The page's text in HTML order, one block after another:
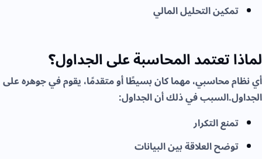
تمكين التحليل المالي
لماذا تعتمد المحاسبة على الجداول؟
أي نظام محاسبي، مهما كان بسيطًا أو متقدمًا، يقوم في جوهره على
الجداول.السبب في ذلك أن الجداول:
تمنع التكرار
توضح العلاقة بين البيانات